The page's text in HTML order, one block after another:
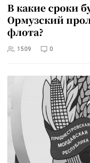
В какие сроки
Ормузский
флота?
1509 0